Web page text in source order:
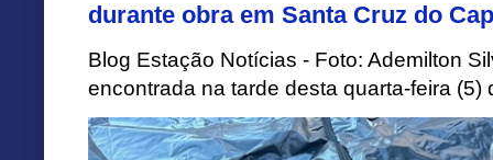
durante obra em Santa Cruz do
Blog Estação Notícias - Foto: Ademilton
encontrada na tarde desta quarta-feira (5)